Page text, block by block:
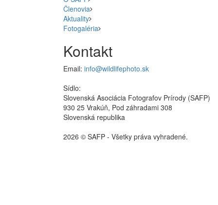
Členovia
Aktuality
Fotogaléria
Kontakt
Email: info@wildlifephoto.sk
Sídlo:
Slovenská Asociácia Fotografov Prírody (SAFP)
930 25 Vrakúň, Pod záhradami 308
Slovenská republika
2026 © SAFP - Všetky práva vyhradené.